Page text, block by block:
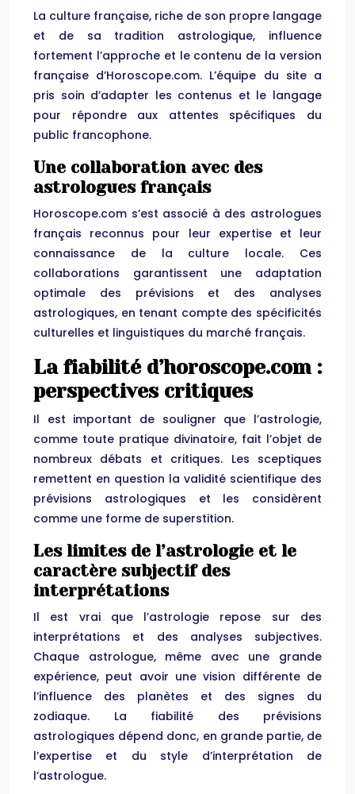
La culture française, riche de son propre langage
et de sa tradition astrologique, influence
fortement l’approche et le contenu de la version
française d’Horoscope.com. L’équipe du site a
pris soin d’adapter les contenus et le langage
pour répondre aux attentes spécifiques du
public francophone.
Une collaboration avec des
astrologues français
Horoscope.com s’est associé à des astrologues
français reconnus pour leur expertise et leur
connaissance de la culture locale. Ces
collaborations garantissent une adaptation
optimale des prévisions et des analyses
astrologiques, en tenant compte des spécificités
culturelles et linguistiques du marché français.
La fiabilité d’horoscope.com :
perspectives critiques
Il est important de souligner que l’astrologie,
comme toute pratique divinatoire, fait l’objet de
nombreux débats et critiques. Les sceptiques
remettent en question la validité scientifique des
prévisions astrologiques et les considèrent
comme une forme de superstition.
Les limites de l’astrologie et le
caractère subjectif des
interprétations
Il est vrai que l’astrologie repose sur des
interprétations et des analyses subjectives.
Chaque astrologue, même avec une grande
expérience, peut avoir une vision différente de
l’influence des planètes et des signes du
zodiaque. La fiabilité des prévisions
astrologiques dépend donc, en grande partie, de
l’expertise et du style d’interprétation de
l’astrologue.